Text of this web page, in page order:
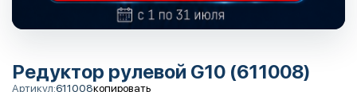
Редуктор рулевой G10 (611008)
Артикул:611008копировать